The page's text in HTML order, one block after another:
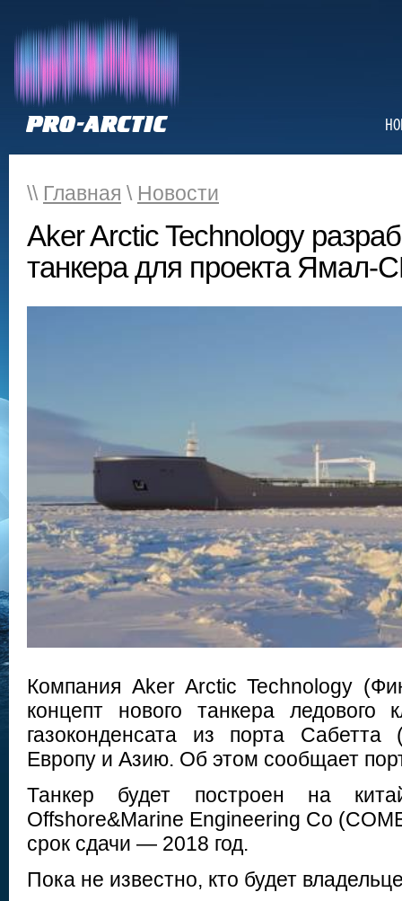
\\ Главная \ Новости
Aker Arctic Technology
танкера для проекта Ямал-
Компания Aker Arctic Technology
концепт нового танкера ледового
газоконденсата из порта
Европу и Азию. Об этом сообщает
Танкер будет построен на
Offshore&Marine Engineering Co
срок сдачи — 2018 год.
Пока не известно, кто будет